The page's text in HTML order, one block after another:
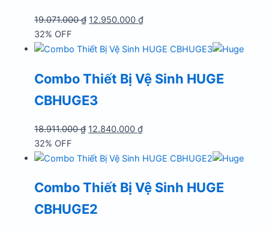
19.071.000₫ Giá
là:
12.950.000₫Giá
tại
12.950.000 ₫.
32% OFF
Combo Thiết Bị Vệ Sinh HUGE
CBHUGE3
18.911.000₫ Giá
là:
12.840.000₫Giá
tại
12.840.000 ₫.
32% OFF
Combo Thiết Bị Vệ Sinh HUGE
CBHUGE2